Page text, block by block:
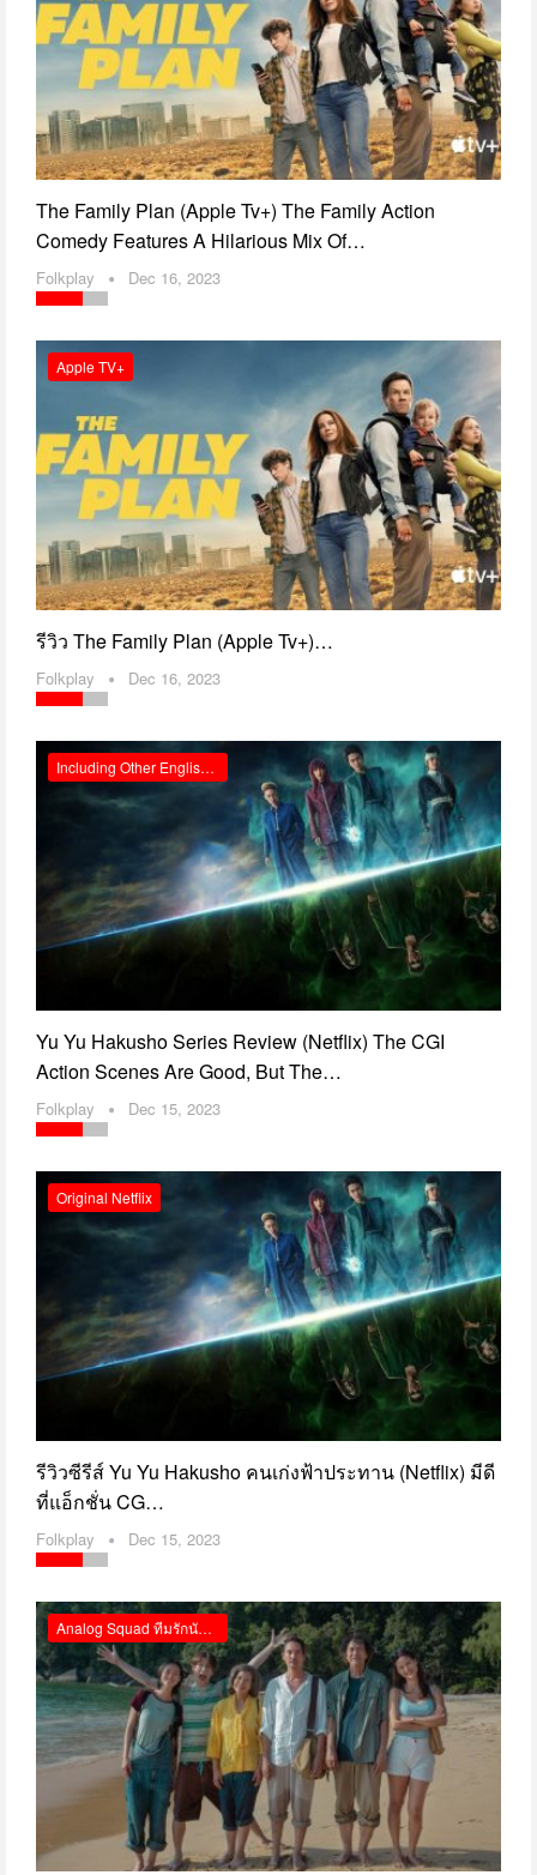
The Family Plan (apple Tv+) The Family Action
Comedy Features A Hilarious Mix Of…
Folkplay Dec 16, 2023
Apple TV+
รีวิว The Family Plan (apple Tv+)…
Folkplay Dec 16, 2023
Including Other English Reviews
Yu Yu Hakusho Series Review (Netflix) The CGI
Action Scenes Are Good, But The…
Folkplay Dec 15, 2023
Original Netflix
รีวิวซีรีส์ Yu Yu Hakusho คนเก่งฟ้าประทาน (Netflix) มีดี
ที่แอ็กชั่น CG…
Folkplay Dec 15, 2023
Analog Squad ทีมรักนักหลอก รีวิว Netflix